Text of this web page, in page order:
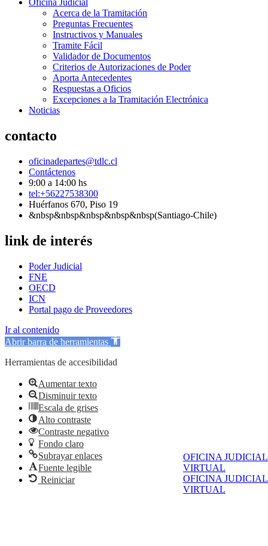
OFICINA JUDICIAL
VIRTUAL
OFICINA JUDICIAL
VIRTUAL
Oficina Judicial
Acerca de la Tramitación
Preguntas Frecuentes
Instructivos y Manuales
Tramite Fácil
Validador de Documentos
Criterios de Autorizaciones de Poder
Aporta Antecedentes
Respuestas a Oficios
Excepciones a la Tramitación Electrónica
Noticias
contacto
oficinadepartes@tdlc.cl
Contáctenos
9:00 a 14:00 hs
tel:+56227538300
Huérfanos 670, Piso 19
&nbsp&nbsp&nbsp&nbsp&nbsp(Santiago-Chile)
link de interés
Poder Judicial
FNE
OECD
ICN
Portal pago de Proveedores
Ir al contenido
Abrir barra de herramientas
Herramientas de accesibilidad
Aumentar texto
Disminuir texto
Escala de grises
Alto contraste
Contraste negativo
Fondo claro
Subrayar enlaces
Fuente legible
Reiniciar